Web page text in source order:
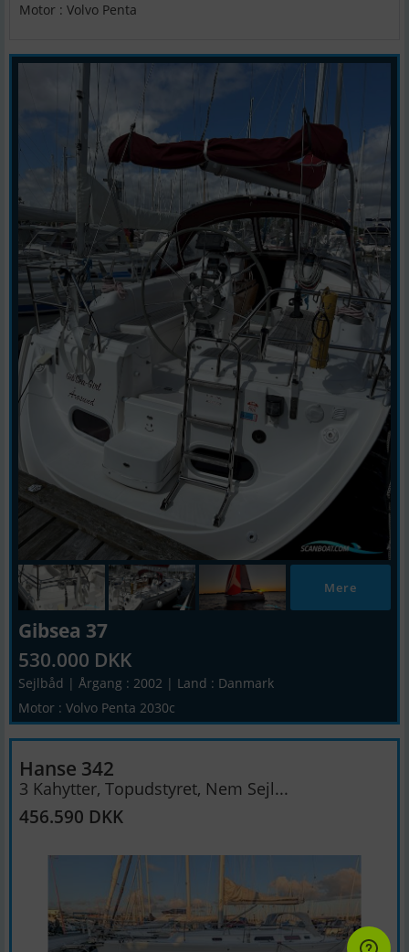
Motor : Volvo Penta
Mere
Gibsea 37
530.000 DKK
Sejlbåd | Årgang : 2002 | Land : Danmark
Motor : Volvo Penta 2030c
Hanse 342
3 Kahytter, Topudstyret, Nem Sejl...
456.590 DKK